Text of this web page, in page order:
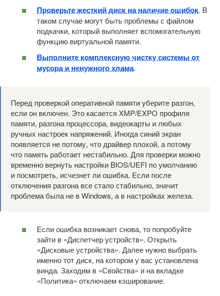
Проверьте жесткий диск на наличие ошибок. В
таком случае могут быть проблемы с файлом
подкачки, который выполняет вспомогательную
функцию виртуальной памяти.
Выполните комплексную чистку системы от
мусора и ненужного хлама.
Перед проверкой оперативной памяти уберите разгон,
если он включен. Это касается XMP/EXPO профиля
памяти, разгона процессора, видеокарты и любых
ручных настроек напряжений. Иногда синий экран
появляется не потому, что драйвер плохой, а потому
что память работает нестабильно. Для проверки можно
временно вернуть настройки BIOS/UEFI по умолчанию
и посмотреть, исчезнет ли ошибка. Если после
отключения разгона все стало стабильно, значит
проблема была не в Windows, а в настройках железа.
Если ошибка возникает снова, то попробуйте
зайти в «Диспетчер устройств». Открыть
«Дисковые устройства». Далее нужно выбрать
именно тот диск, на котором у вас установлена
винда. Заходим в «Свойства» и на вкладке
«Политика» отключаем кэширование.